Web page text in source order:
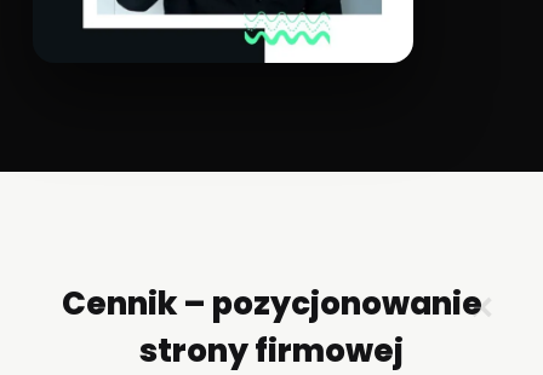
✕
Cennik – pozycjonowanie
strony firmowej